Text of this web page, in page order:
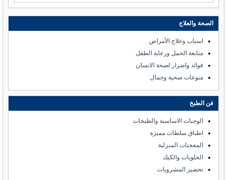
الصحة والعلاج
اسباب وعلاج الأمراض
متابعة الحمل ورعاية الطفل
فوائد واضرار لصحة الانسان
منوعات صحية وجمال
فن الطبخ
الوجبات الاساسية والطبخات
اطباق سلطات مميزة
المعجنات المنزلية
الحلويات والكيك
تحضير المشروبات